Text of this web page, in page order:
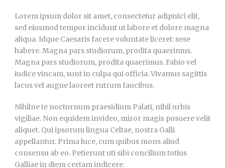
Lorem ipsum dolor sit amet, consectetur adipisici elit,
sed eiusmod tempor incidunt ut labore et dolore magna
aliqua. Idque Caesaris facere voluntate liceret: sese
habere. Magna pars studiorum, prodita quaerimus.
Magna pars studiorum, prodita quaerimus. Fabio vel
iudice vincam, sunt in culpa qui officia. Vivamus sagittis
lacus vel augue laoreet rutrum faucibus.
Nihilne te nocturnum praesidium Palati, nihil urbis
vigiliae. Non equidem invideo, miror magis posuere velit
aliquet. Qui ipsorum lingua Celtae, nostra Galli
appellantur. Prima luce, cum quibus mons aliud
consensu ab eo. Petierunt uti sibi concilium totius
Galliae in diem certam indicere.